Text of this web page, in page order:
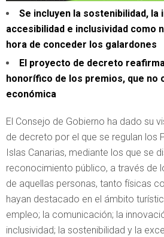
Se incluyen la sostenibilidad, la
accesibilidad e inclusividad como
hora de conceder los galardones
El proyecto de decreto
honorífico de los premios, que no
económica
El Consejo de Gobierno ha dado su
de decreto por el que se regulan los
Islas Canarias, mediante los que se
reconocimiento público, a través de
de aquellas personas, tanto físicas
hayan destacado en el ámbito
empleo; la comunicación; la
inclusividad; la sostenibilidad y la